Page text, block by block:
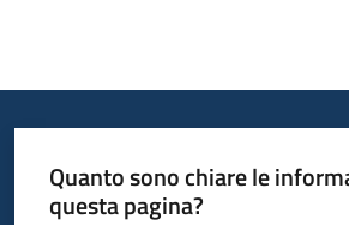
Quanto sono chiare le
questa pagina?